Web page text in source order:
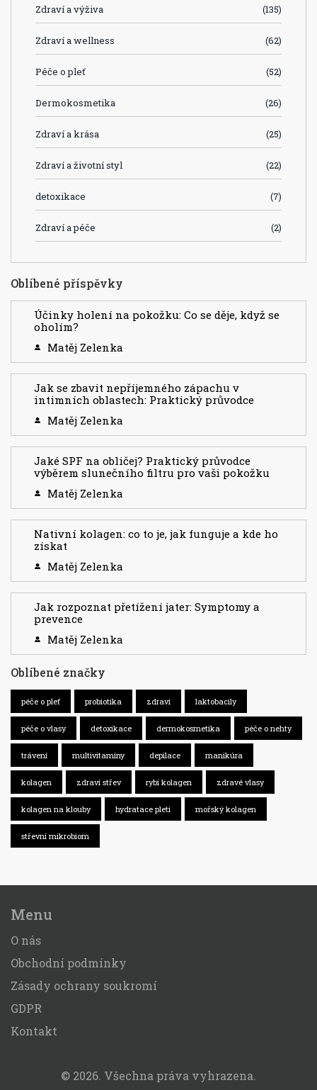
Zdraví a výživa (135)
Zdraví a wellness (62)
Péče o pleť (52)
Dermokosmetika (26)
Zdraví a krása (25)
Zdraví a životní styl (22)
detoxikace (7)
Zdraví a péče (2)
Oblíbené příspěvky
Účinky holení na pokožku: Co se děje, když se
oholím?
Matěj Zelenka
Jak se zbavit nepříjemného zápachu v
intimních oblastech: Praktický průvodce
Matěj Zelenka
Jaké SPF na obličej? Praktický průvodce
výběrem slunečního filtru pro vaši pokožku
Matěj Zelenka
Nativní kolagen: co to je, jak funguje a kde ho
získat
Matěj Zelenka
Jak rozpoznat přetížení jater: Symptomy a
prevence
Matěj Zelenka
Oblíbené značky
péče o pleť probiotika zdraví laktobacily
péče o vlasy detoxikace dermokosmetika péče o nehty
trávení multivitamíny depilace manikúra
kolagen zdraví střev rybí kolagen zdravé vlasy
kolagen na klouby hydratace pleti mořský kolagen
střevní mikrobiom
Menu
O nás
Obchodní podmínky
Zásady ochrany soukromí
GDPR
Kontakt
© 2026. Všechna práva vyhrazena.